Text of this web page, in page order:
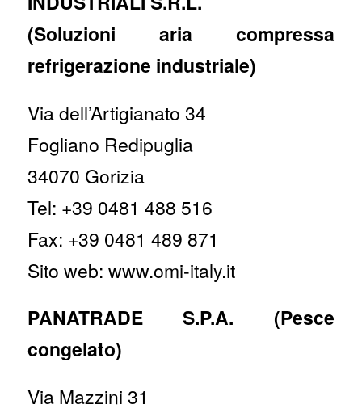
(Soluzioni aria compressa
refrigerazione industriale)
Via dell’Artigianato 34
Fogliano Redipuglia
34070 Gorizia
Tel: +39 0481 488 516
Fax: +39 0481 489 871
Sito web: www.omi-italy.it
PANATRADE S.P.A. (Pesce
congelato)
Via Mazzini 31